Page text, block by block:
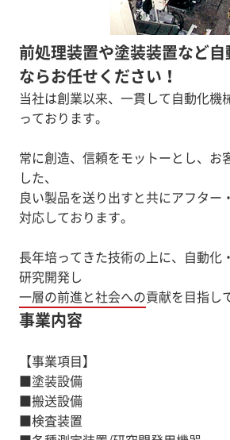
前処理装置や塗装装置など
ならお任せください！
当社は創業以来、一貫して自動化機
っております。
常に創造、信頼をモットーとし、お
した、
良い製品を送り出すと共にアフター
対応しております。
長年培ってきた技術の上に、自動化
研究開発し
一層の前進と社会への貢献を目指し
事業内容
【事業項目】
■塗装設備
■搬送設備
■検査装置